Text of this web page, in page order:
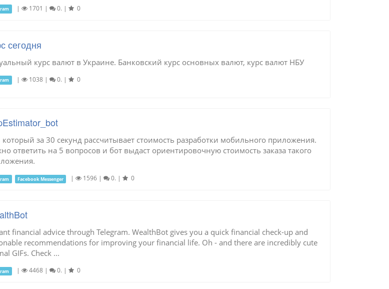
| 1701 | 0. | 0
сегодня
курс валют в Украине. Банковский курс основных валют, курс валют НБУ
| 1038| 0. | 0
который за 30 секунд рассчитывает стоимость разработки мобильного приложения.
ответить на 5 вопросов и бот выдаст ориентировочную стоимость заказа такого
Facebook Messenger | 1596 | 0. | 0
financial advice through Telegram. WealthBot gives you a quick financial check-up and
recommendations for improving your financial life. Oh - and there are incredibly cute
GIFs. Check ...
| 4468| 0. | 0